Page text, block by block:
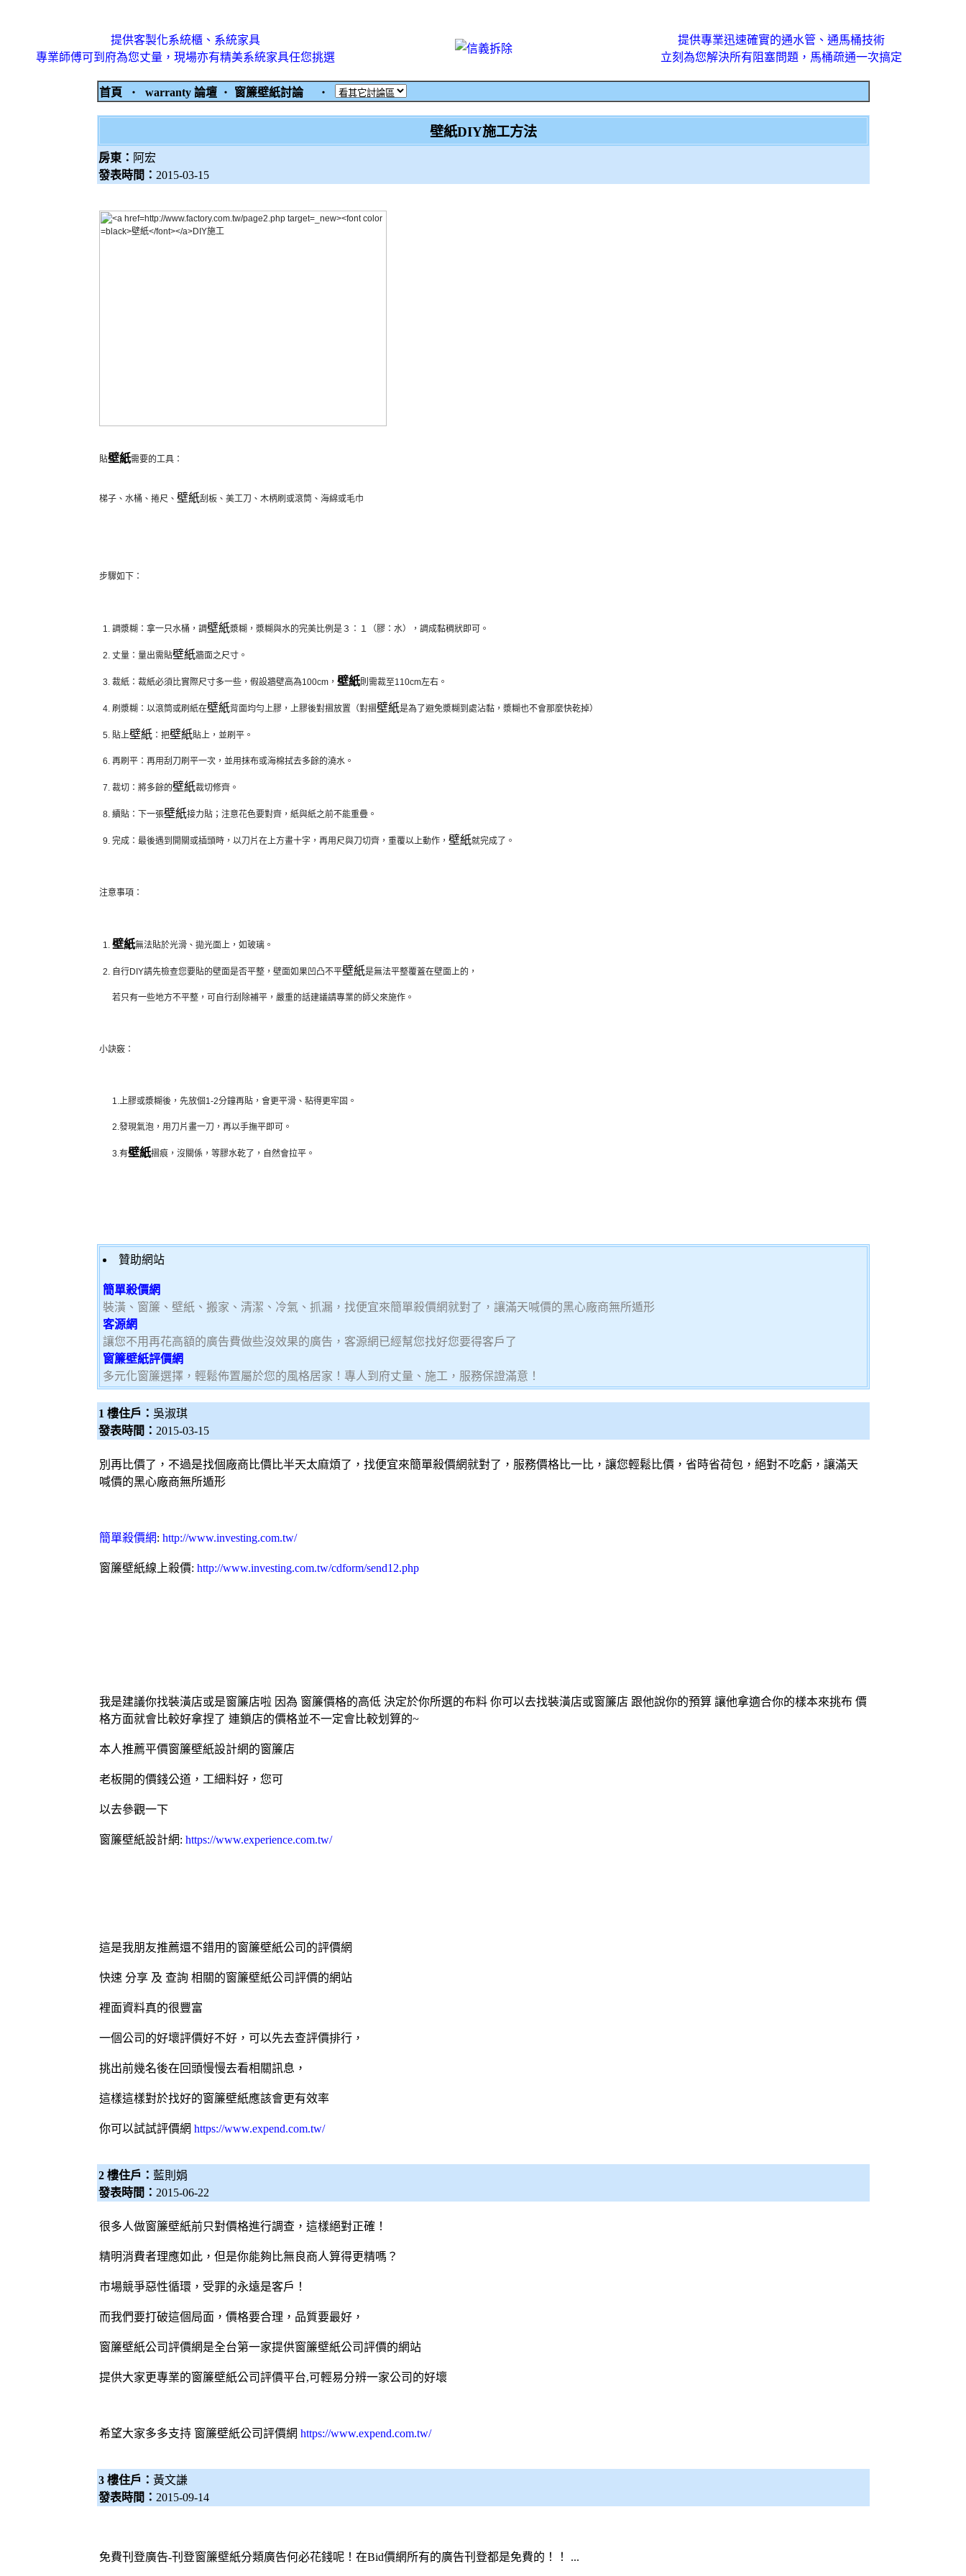
提供客製化系統櫃、系統家具
專業師傅可到府為您丈量，現場亦有精美系統家具任您挑選
提供專業迅速確實的通水管、通馬桶技術
立刻為您解決所有阻塞問題，馬桶疏通一次搞定
首頁 ‧ warranty 論壇 ‧ 窗簾壁紙討論 ‧
壁紙DIY施工方法
房東： 阿宏
發表時間： 2015-03-15
貼壁紙需要的工具：
梯子、水桶、捲尺、 壁紙刮板、美工刀、木柄刷或滾筒、海綿或毛巾
步驟如下：
調漿糊：拿一只水桶，調壁紙漿糊，漿糊與水的完美比例是３：１（膠：水），調成黏稠狀即可。
丈量：量出需貼壁紙牆面之尺寸。
裁紙：裁紙必須比實際尺寸多一些，假設牆壁高為100cm， 壁紙則需裁至110cm左右。
刷漿糊：以滾筒或刷紙在壁紙背面均勻上膠，上膠後對摺放置（對摺壁紙是為了避免漿糊到處沾黏，漿糊也不會那麼快乾掉）
貼上壁紙：把壁紙貼上，並刷平。
再刷平：再用刮刀刷平一次，並用抹布或海棉拭去多餘的澆水。
裁切：將多餘的壁紙裁切修齊。
續貼：下一張壁紙接力貼；注意花色要對齊，紙與紙之前不能重疊。
完成：最後遇到開關或插頭時，以刀片在上方畫十字，再用尺與刀切齊，重覆以上動作， 壁紙就完成了。
注意事項：
壁紙無法貼於光滑、拋光面上，如玻璃。
自行DIY請先檢查您要貼的壁面是否平整，壁面如果凹凸不平壁紙是無法平整覆蓋在壁面上的，
若只有一些地方不平整，可自行刮除補平，嚴重的話建議請專業的師父來施作。
小訣竅：
1.上膠或漿糊後，先放個1-2分鐘再貼，會更平滑、粘得更牢固。
2.發現氣泡，用刀片畫一刀，再以手撫平即可。
3.有壁紙摺痕，沒關係，等膠水乾了，自然會拉平。
贊助網站
簡單殺價網
裝潢、窗簾、壁紙、搬家、清潔、冷氣、抓漏，找便宜來簡單殺價網就對了，讓滿天喊價的黑心廠商無所遁形
客源網
讓您不用再花高額的廣告費做些沒效果的廣告，客源網已經幫您找好您要得客戶了
窗簾壁紙評價網
多元化窗簾選擇，輕鬆佈置屬於您的風格居家！專人到府丈量、施工，服務保證滿意！
1 樓住戶： 吳淑琪
發表時間： 2015-03-15
別再比價了，不過是找個廠商比價比半天太麻煩了，找便宜來簡單殺價網就對了，服務價格比一比，讓您輕鬆比價，省時省荷包，絕對不吃虧，讓滿天
喊價的黑心廠商無所遁形
簡單殺價網: http://www.investing.com.tw/
窗簾壁紙線上殺價: http://www.investing.com.tw/cdform/send12.php
我是建議你找裝潢店或是窗簾店啦 因為 窗簾價格的高低 決定於你所選的布料 你可以去找裝潢店或窗簾店 跟他說你的預算 讓他拿適合你的樣本來挑布 價
格方面就會比較好拿捏了 連鎖店的價格並不一定會比較划算的~
本人推薦平價窗簾壁紙設計網的窗簾店
老板開的價錢公道，工細料好，您可
以去參觀一下
窗簾壁紙設計網: https://www.experience.com.tw/
這是我朋友推薦還不錯用的窗簾壁紙公司的評價網
快速 分享 及 查詢 相關的窗簾壁紙公司評價的網站
裡面資料真的很豐富
一個公司的好壞評價好不好，可以先去查評價排行，
挑出前幾名後在回頭慢慢去看相關訊息，
這樣這樣對於找好的窗簾壁紙應該會更有效率
你可以試試評價網 https://www.expend.com.tw/
2 樓住戶： 藍則娟
發表時間： 2015-06-22
很多人做窗簾壁紙前只對價格進行調查，這樣絕對正確！
精明消費者理應如此，但是你能夠比無良商人算得更精嗎？
市場競爭惡性循環，受罪的永遠是客戶！
而我們要打破這個局面，價格要合理，品質要最好，
窗簾壁紙公司評價網是全台第一家提供窗簾壁紙公司評價的網站
提供大家更專業的窗簾壁紙公司評價平台,可輕易分辨一家公司的好壞
希望大家多多支持 窗簾壁紙公司評價網 https://www.expend.com.tw/
3 樓住戶： 黃文謙
發表時間： 2015-09-14
免費刊登廣告-刊登窗簾壁紙分類廣告何必花錢呢！在Bid價網所有的廣告刊登都是免費的！！ ...